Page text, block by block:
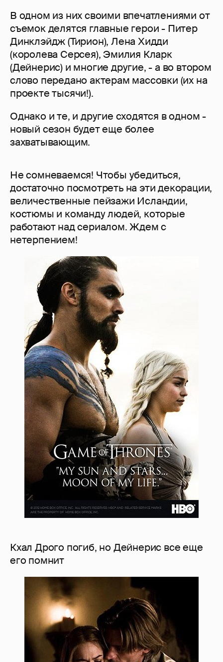
В одном из них своими впечатлениями от
съемок делятся главные герои - Питер
Динклэйдж (Тирион), Лена Хидди
(королева Серсея), Эмилия Кларк
(Дейнерис) и многие другие, - а во втором
слово передано актерам массовки (их на
проекте тысячи!).
Однако и те, и другие сходятся в одном -
новый сезон будет еще более
захватывающим.
Не сомневаемся! Чтобы убедиться,
достаточно посмотреть на эти декорации,
величественные пейзажи Исландии,
костюмы и команду людей, которые
работают над сериалом. Ждем с
нетерпением!
Кхал Дрого погиб, но Дейнерис все еще
его помнит